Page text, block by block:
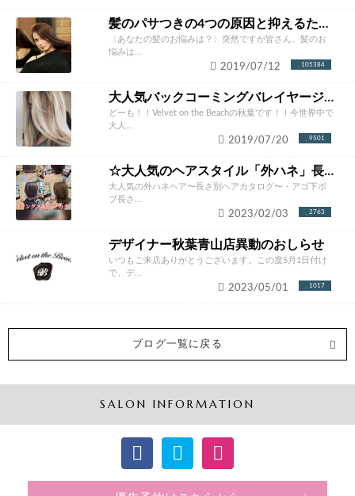
髪のパサつきの4つの原因と抑えるための改善方法とは？あなたにあったケア方法をご紹介！
〈あなたの髪のお悩みは？〉突然ですが皆さん、髪のお
悩みは...
105384
2019/07/12
大人気バックコーミングバレイヤージュカラー完全攻略。やりたくなること間違いなし！！
どーも！！Velvet on the Beachの秋葉です！！今世界中で
大人...
9501
2019/07/20
☆大人気のヘアスタイル「外ハネ」長さ別ヘアカタログ☆
大人気の外ハネヘア〜長さ別ヘアカタログ〜・アゴ下ボ
ブ長さ...
2763
2023/02/03
デザイナー秋葉青山店異動のおしらせ
いつもご来店ありがとうございます。この度5月1日付け
で、デ...
1017
2023/05/01
ブログ一覧に戻る
SALON INFORMATION